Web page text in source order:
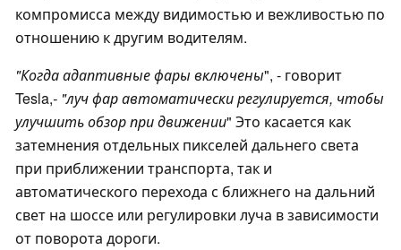
компромисса между видимостью и вежливостью по
отношению к другим водителям.
"Когда адаптивные фары включены", - говорит
Tesla,- "луч фар автоматически регулируется, чтобы
улучшить обзор при движении" Это касается как
затемнения отдельных пикселей дальнего света
при приближении транспорта, так и
автоматического перехода с ближнего на дальний
свет на шоссе или регулировки луча в зависимости
от поворота дороги.